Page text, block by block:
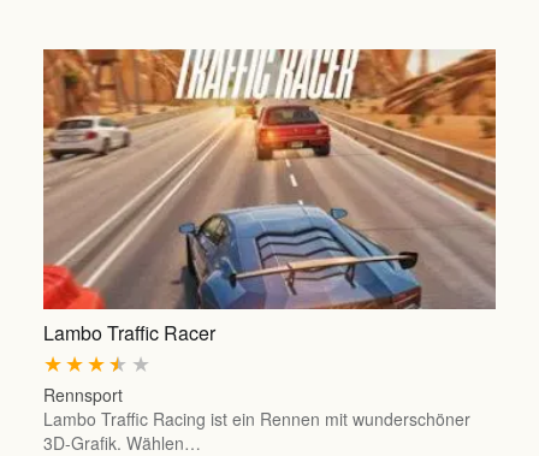
Lambo Traffic Racer
★
★
★
★
★
Rennsport
Lambo Traffic Racing ist ein Rennen mit wunderschöner
3D-Grafik. Wählen…